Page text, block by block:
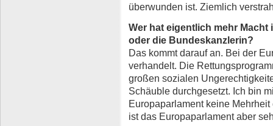
überwunden ist. Ziemlich
Wer hat eigentlich mehr
oder die Bundeskanzlerin?
Das kommt darauf an. Bei der
verhandelt. Die
großen sozialen
Schäuble durchgesetzt. Ich bin
Europaparlament keine
ist das Europaparlament aber